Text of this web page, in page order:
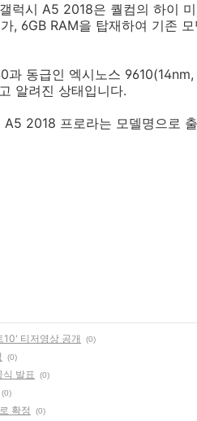
럭시 A5 2018은 퀄컴의 하이
, 6GB RAM을 탑재하여 기존
과 동급인 엑시노스
알려진 상태입니다.
2018 프로라는 모델명으로
10' 티저영상 공개 (0)
(0)
식 발표 (0)
(0)
확정 (0)